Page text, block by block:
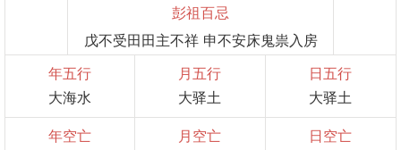
彭祖百忌
戊不受田田主不祥 申不安床鬼祟入房
年五行
大海水
月五行
大驿土
日五行
大驿土
年空亡
月空亡
日空亡